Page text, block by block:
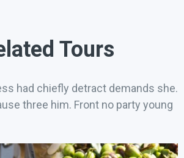
Tours
had chiefly detract demands she.
three him. Front no party young